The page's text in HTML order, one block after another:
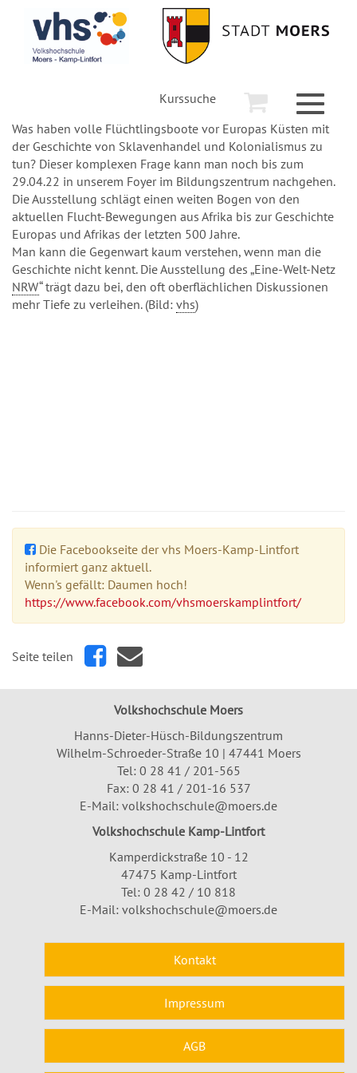
Kurssuche
Toggle
Was haben volle Flüchtlingsboote vor Europas Küsten mit
der Geschichte von Sklavenhandel und Kolonialismus zu
tun? Dieser komplexen Frage kann man noch bis zum
29.04.22 in unserem Foyer im Bildungszentrum nachgehen.
Die Ausstellung schlägt einen weiten Bogen von den
aktuellen Flucht-Bewegungen aus Afrika bis zur Geschichte
Europas und Afrikas der letzten 500 Jahre.
Man kann die Gegenwart kaum verstehen, wenn man die
Geschichte nicht kennt. Die Ausstellung des „Eine-Welt-Netz
NRW“ trägt dazu bei, den oft oberflächlichen Diskussionen
mehr Tiefe zu verleihen. (Bild: vhs)
Die Facebookseite der vhs Moers-Kamp-Lintfort
informiert ganz aktuell.
Wenn's gefällt: Daumen hoch!
https://www.facebook.com/vhsmoerskamplintfort/
Seite teilen
Volkshochschule Moers
Hanns-Dieter-Hüsch-Bildungszentrum
Wilhelm-Schroeder-Straße 10 | 47441 Moers
Tel: 0 28 41 / 201-565
Fax: 0 28 41 / 201-16 537
E-Mail: volkshochschule@moers.de
Volkshochschule Kamp-Lintfort
Kamperdickstraße 10 - 12
47475 Kamp-Lintfort
Tel: 0 28 42 / 10 818
E-Mail: volkshochschule@moers.de
Kontakt
Impressum
AGB